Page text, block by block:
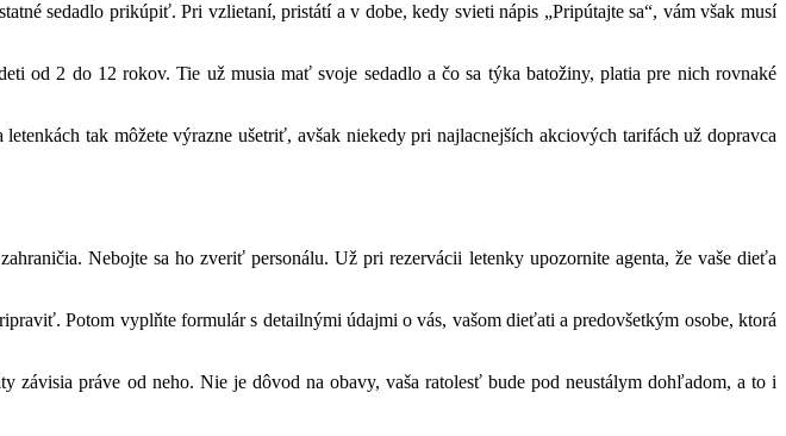
sedadlo prikúpiť. Pri vzlietaní, pristátí a v dobe, kedy svieti nápis „Pripútajte sa“, vám však musí
od 2 do 12 rokov. Tie už musia mať svoje sedadlo a čo sa týka batožiny, platia pre nich rovnaké
tak môžete výrazne ušetriť, avšak niekedy pri najlacnejších akciových tarifách už dopravca
Nebojte sa ho zveriť personálu. Už pri rezervácii letenky upozornite agenta, že vaše dieťa
Potom vyplňte formulár s detailnými údajmi o vás, vašom dieťati a predovšetkým osobe, ktorá
práve od neho. Nie je dôvod na obavy, vaša ratolesť bude pod neustálym dohľadom, a to i